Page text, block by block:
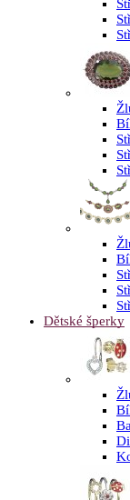
Dětské šperky